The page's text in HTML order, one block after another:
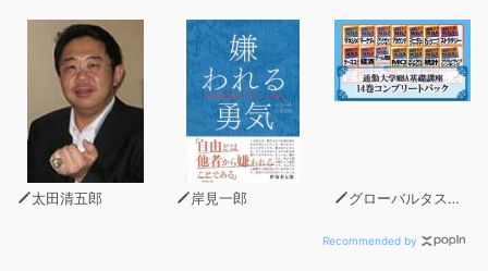
■引き寄せの法則は「アトラクション」から「マグネタイ
ジング」へ
「願う者」と「願がわれるモノ」は、同時に空間から湧き
でる2つの素粒子
引き寄せの法則、引き剥がしの法則
「幸せじゃない」と信じているから、幸せになりたいと願
太田清五郎 岸見一郎 グローバルタスクフォース(著)
Recommended by